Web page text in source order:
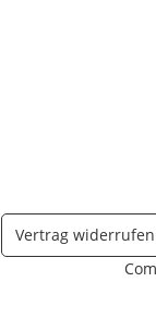
Vertrag widerrufen